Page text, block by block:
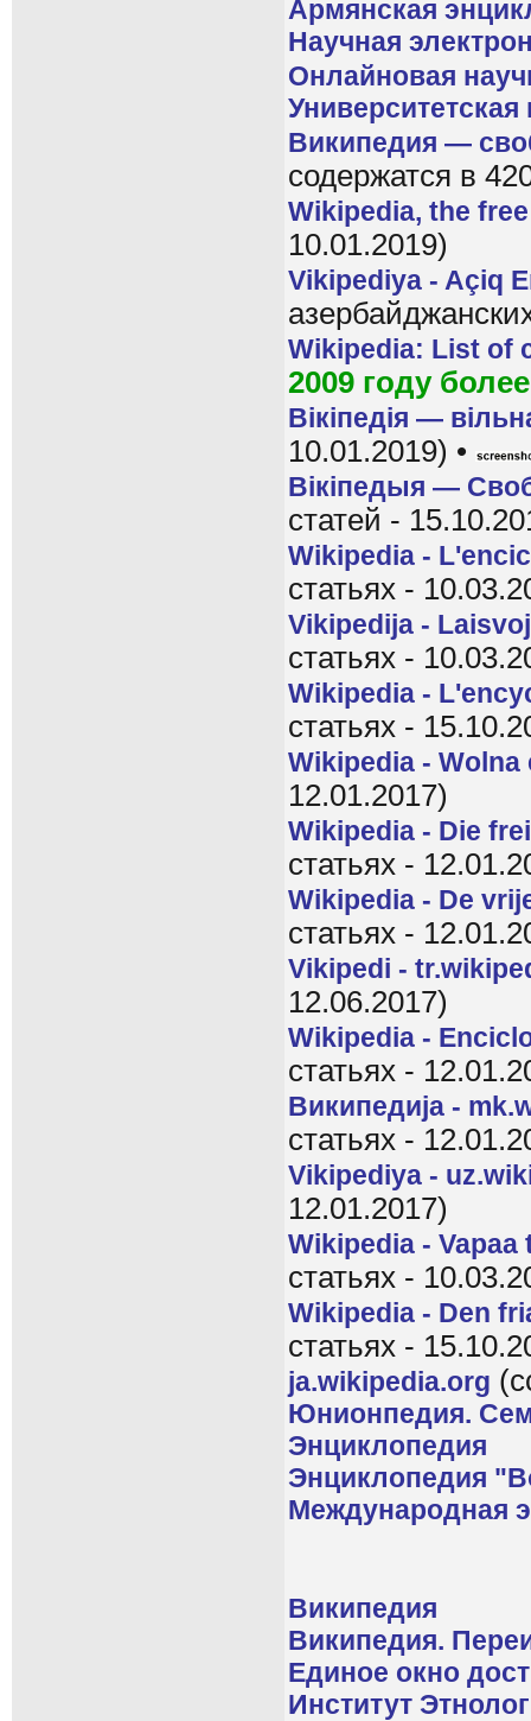
Армянская
Научная
Онлайновая
Википедия —
содержатся в
Wikipedia, the
10.01.2019)
Vikipediya - Açiq
Wikipedia: List of
2009 году
Вікіпедія —
10.01.2019) •
Вікіпедыя —
статей -
Wikipedia -
статьях -
Vikipedija -
статьях -
Wikipedia -
статьях -
Wikipedia -
12.01.2017)
Wikipedia - Die
статьях -
Wikipedia - De
статьях -
Vikipedi -
12.06.2017)
Wikipedia -
статьях -
Википедиjа -
статьях -
Vikipediya -
12.01.2017)
Wikipedia -
статьях -
Wikipedia - Den
статьях -
ja.wikipedia.org
Юнионпедия.
Энциклопедия
Энциклопедия
Международная
Википедия
Википедия.
Единое окно
Институт